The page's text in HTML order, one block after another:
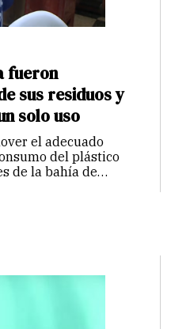
fueron
sus residuos y
solo uso
el adecuado
del plástico
de la bahía de